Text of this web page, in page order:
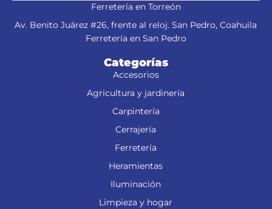
Ferretería en Torreón
Av. Benito Juárez #26, frente al reloj. San Pedro, Coahuila
Ferretería en San Pedro
Categorías
Accesorios
Agricultura y jardinería
Carpintería
Cerrajería
Ferretería
Heramientas
Iluminación
Limpieza y hogar